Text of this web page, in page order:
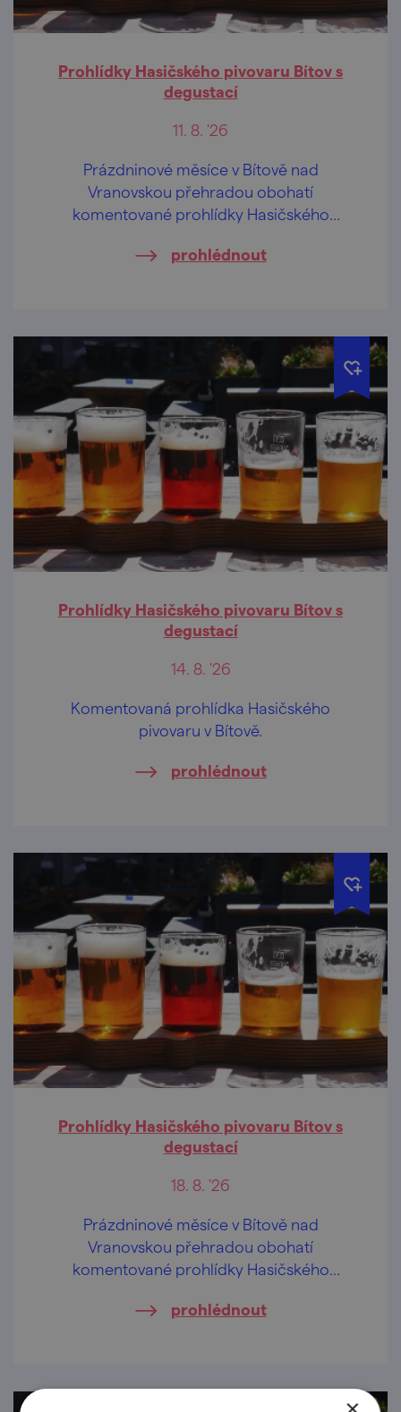
Prohlídky Hasičského pivovaru Bítov s
degustací
11. 8. '26
Prázdninové měsíce v Bítově nad
Vranovskou přehradou obohatí
komentované prohlídky Hasičského
prohlédnout
Prohlídky Hasičského pivovaru Bítov s
degustací
14. 8. '26
Komentovaná prohlídka Hasičského
pivovaru v Bítově.
prohlédnout
Prohlídky Hasičského pivovaru Bítov s
degustací
18. 8. '26
Prázdninové měsíce v Bítově nad
Vranovskou přehradou obohatí
komentované prohlídky Hasičského
prohlédnout